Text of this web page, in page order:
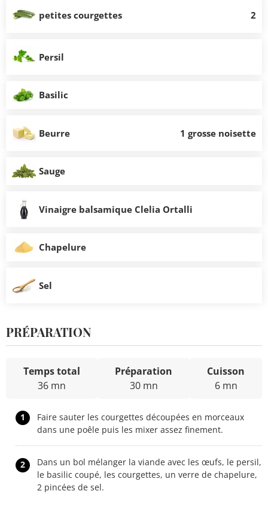
petites courgettes 2
Persil
Basilic
Beurre 1 grosse noisette
Sauge
Vinaigre balsamique Clelia Ortalli
Chapelure
Sel
PRÉPARATION
Temps total
36 mn
Préparation
30 mn
Cuisson
6 mn
1
Faire sauter les courgettes découpées en morceaux
dans une poêle puis les mixer assez finement.
2
Dans un bol mélanger la viande avec les œufs, le persil,
le basilic coupé, les courgettes, un verre de chapelure,
2 pincées de sel.